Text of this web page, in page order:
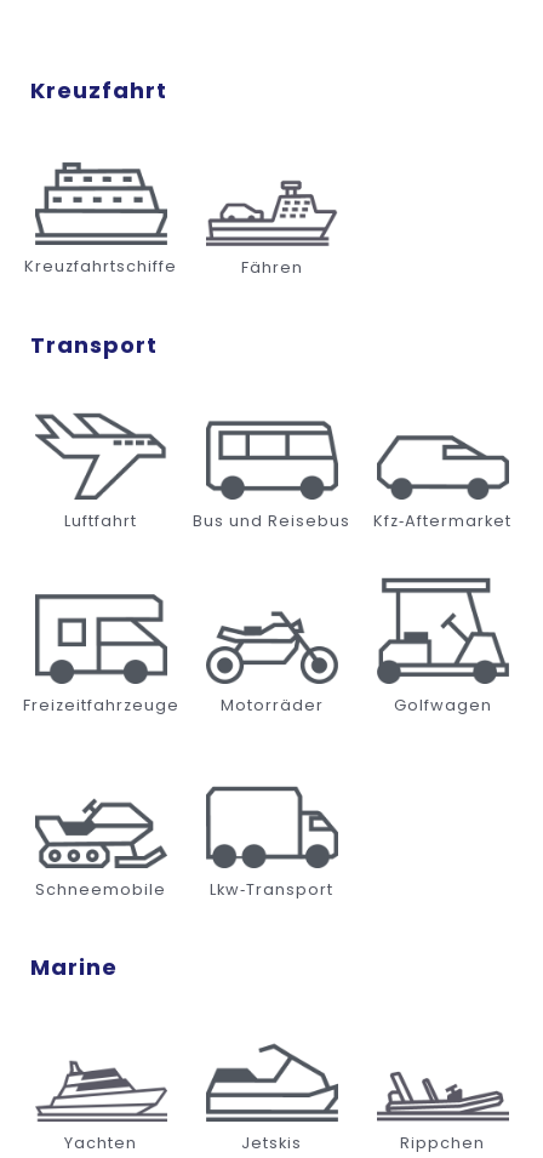
Kreuzfahrt
Kreuzfahrtschiffe Fähren
Transport
Luftfahrt Bus und Reisebus Kfz‑Aftermarket
Freizeitfahrzeuge Motorräder Golfwagen
Schneemobile Lkw‑Transport
Marine
Yachten Jetskis Rippchen